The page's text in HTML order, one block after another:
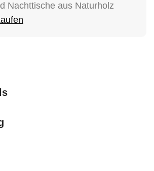
Nachttische aus Naturholz